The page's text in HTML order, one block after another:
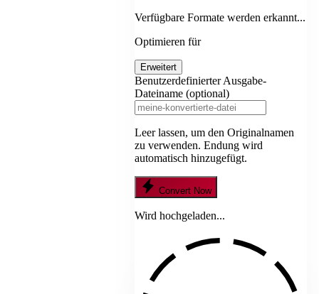
Verfügbare Formate werden erkannt...
Optimieren für
Erweitert
Benutzerdefinierter Ausgabe-
Dateiname (optional)
Leer lassen, um den Originalnamen
zu verwenden. Endung wird
automatisch hinzugefügt.
Convert Now
Wird hochgeladen...